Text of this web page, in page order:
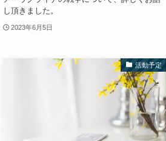
し頂きました。
2023年6月5日
活動予定